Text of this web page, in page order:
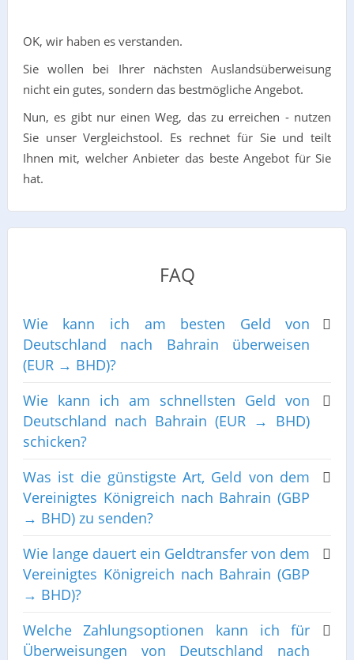
OK, wir haben es verstanden.
Sie wollen bei Ihrer nächsten Auslandsüberweisung
nicht ein gutes, sondern das bestmögliche Angebot.
Nun, es gibt nur einen Weg, das zu erreichen - nutzen
Sie unser Vergleichstool. Es rechnet für Sie und teilt
Ihnen mit, welcher Anbieter das beste Angebot für Sie
hat.
FAQ
Wie kann ich am besten Geld von
Deutschland nach Bahrain überweisen
(EUR → BHD)?
Wie kann ich am schnellsten Geld von
Deutschland nach Bahrain (EUR → BHD)
schicken?
Was ist die günstigste Art, Geld von dem
Vereinigtes Königreich nach Bahrain (GBP
→ BHD) zu senden?
Wie lange dauert ein Geldtransfer von dem
Vereinigtes Königreich nach Bahrain (GBP
→ BHD)?
Welche Zahlungsoptionen kann ich für
Überweisungen von Deutschland nach